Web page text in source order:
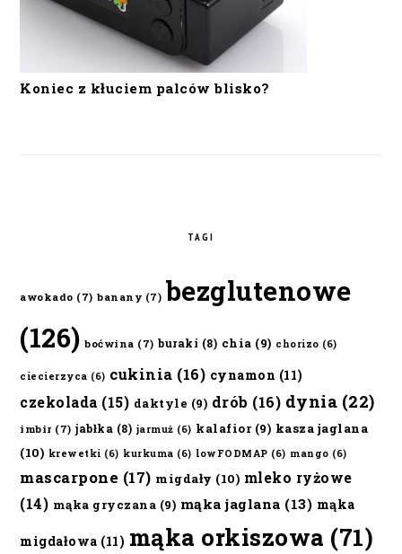
Koniec z kłuciem palców blisko?
TAGI
awokado (7) banany (7) bezglutenowe
(126) boćwina (7) buraki (8) chia (9) chorizo (6)
ciecierzyca (6) cukinia (16) cynamon (11)
czekolada (15) daktyle (9) drób (16) dynia (22)
imbir (7) jabłka (8) jarmuż (6) kalafior(9) kasza jaglana
(10) krewetki (6) kurkuma (6) lowFODMAP (6) mango (6)
mascarpone (17) migdały (10) mleko ryżowe
(14) mąka gryczana (9) mąka jaglana (13) mąka
migdałowa (11) mąka orkiszowa (71)